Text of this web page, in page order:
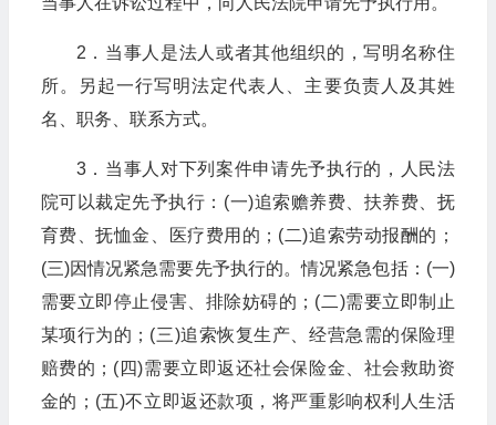
2．当事人是法人或者其他组织的，写明名称住
所。另起一行写明法定代表人、主要负责人及其姓
名、职务、联系方式。
3．当事人对下列案件申请先予执行的，人民法
院可以裁定先予执行：(一)追索赡养费、扶养费、抚
育费、抚恤金、医疗费用的；(二)追索劳动报酬的；
(三)因情况紧急需要先予执行的。情况紧急包括：(一)
需要立即停止侵害、排除妨碍的；(二)需要立即制止
某项行为的；(三)追索恢复生产、经营急需的保险理
赔费的；(四)需要立即返还社会保险金、社会救助资
金的；(五)不立即返还款项，将严重影响权利人生活